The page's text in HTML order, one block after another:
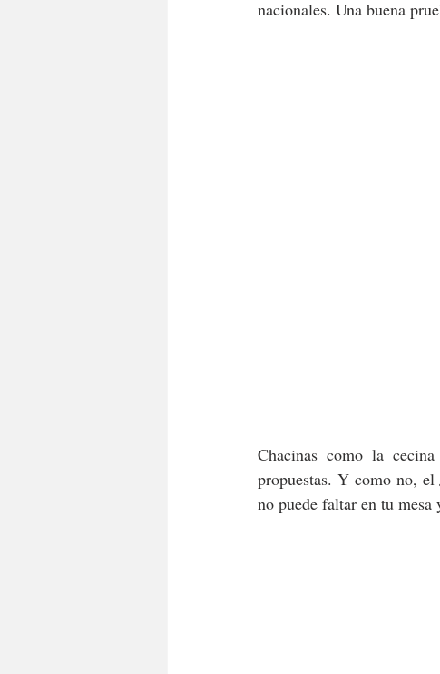
nacionales. Una buena
Chacinas como la
propuestas. Y como no, el
no puede faltar en tu mesa